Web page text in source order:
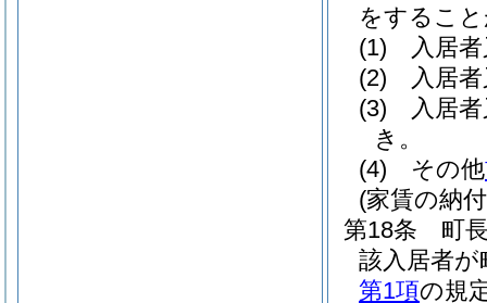
をするこ
(1)
入居
(2)
入居
(3)
入居
き。
(4)
その他
(家賃の納
第18条
町
該入居者
第1項の規